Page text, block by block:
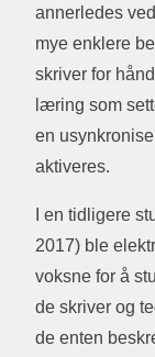
annerledes
mye enklere
skriver for
læring som
en
aktiveres.
I en tidligere
2017) ble
voksne for å
de skriver og
de enten